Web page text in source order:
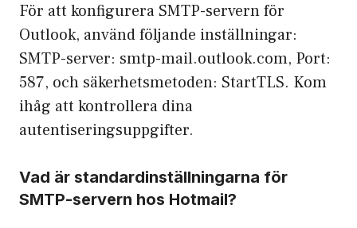
För att konfigurera SMTP-servern för
Outlook, använd följande inställningar:
SMTP-server: smtp-mail.outlook.com, Port:
587, och säkerhetsmetoden: StartTLS. Kom
ihåg att kontrollera dina
autentiseringsuppgifter.
Vad är standardinställningarna för
SMTP-servern hos Hotmail?